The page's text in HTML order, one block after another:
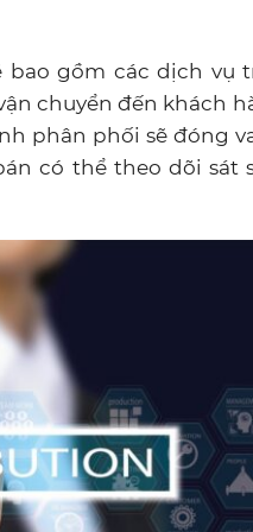
bao gồm các dịch vụ
chuyển đến khách
phân phối sẽ đóng
có thể theo dõi sát